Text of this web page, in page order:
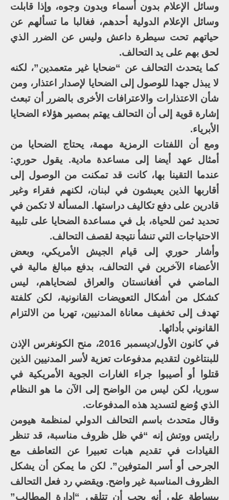
وسائل الإعلام بدون أسماء وبدون وجوه، وإذا قابلت
وسائل الإعلام الدولية أحدهم، فغالبا ما تسألهم عن
حياتهم تحت سيطرة داعش وليس عن الضرر الذي
لحق بهم على يد التحالف.
كما يتحدث التحالف عن “ضحايا غير متعمدين”، لكنه
لا يبذل جهدا للوصول إلى الضحايا لإصدار اعتذار، ومن
شأن الاعتذارات والاعترافات الأخرى بالضرر أن تبعث
إشارة قوية إلى أن التحالف يهتم بمصير هؤلاء الضحايا
الأبرياء.
ومع أن اللفتات الرمزية مهمة، يحتاج الضحايا من
أمثال عهد أيضا إلى مساعدة مادية. يقول حوري:
عندما التقينا بها، كانت قد تمكنت من الوصول إلى
أقاربها الذين يعيشون في لبنان، لكنهم فقراء وغير
قادرين على دفع تكاليف دراستها. المسألة لا تكمن في
تحديد ثمن للحياة، بل في مساعدة الضحايا على تلبية
الاحتياجات التي تنشأ نتيجة لقصف التحالف.
وأشار حوري إلى قيام الجيش الأمريكي، وبعض
الأعضاء الآخرين في التحالف، بدفع مبالغ مالية في
الماضي في أفغانستان والعراق لضحاياهم، ليس
كشكل من أشكال التعويضات القانونية، لكن كلفتة
تهدف إلى تخفيف معاناة المدنيين، تهربا من الالتزام
القانوني بأدائها.
في كانون الأول/ديسمبر 2016، منح الكونغرس الإذن
للبنتاغون لتقديم مدفوعات تعزية لأسر المدنيين الذين
قتلوا أو أصيبوا جراء الغارات الجوية الأمريكية في
سوريا، لكن ليس من الواضح إلى الآن ما هو النظام
الذي وُضع لتسديد هذه المدفوعات.
وقال متحدث باسم التحالف الدولي لمنظمة هيومن
رايتس ووتش إنه “في ظل ظروف مناسبة، قد تنظر
القيادات في تقديم هبات تعبيرا عن التعاطف مع
الجرحى أو أسر المتوفين”. لكن ما يمكن أن يشكل
الظروف المناسبة غير واضح. ويقضي رد فعل التحالف
ببساطة على أنه يجب أن تتلقى “إدارة المطالب”